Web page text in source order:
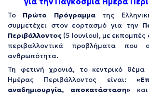
Το Πρώτο Πρόγραμματης
συμμετέχει στον εορτασμό για την
Περιβάλλοντος (5 Ιουνίου), με
περιβαλλοντικά προβλήματα που
ανθρωπότητα.
Τη φετινή χρονιά, το κεντρικό θέμα
Ημέρας Περιβάλλοντος είναι:
αναδημιουργία, αποκατάσταση»